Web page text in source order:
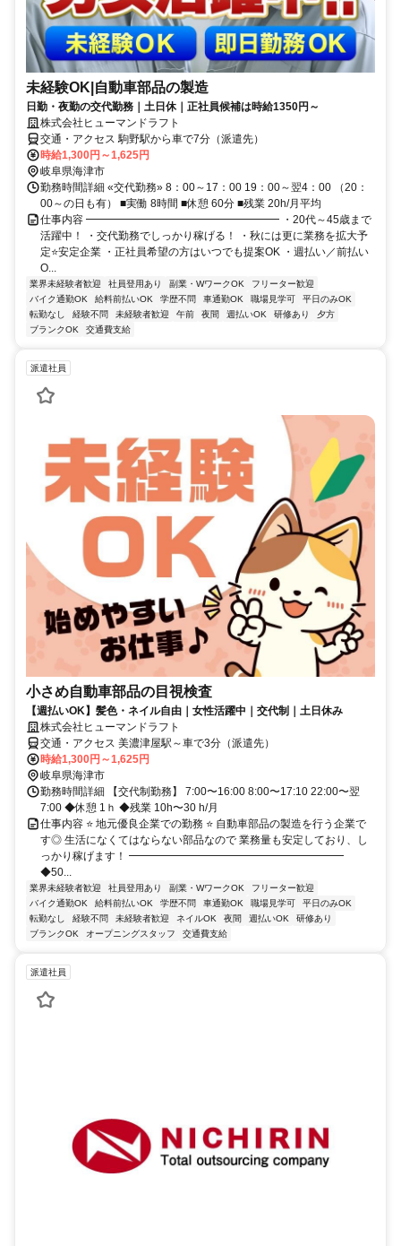
未経験OK|自動車部品の製造
日勤・夜勤の交代勤務｜土日休｜正社員候補は時給1350円～
株式会社ヒューマンドラフト
交通・アクセス 駒野駅から車で7分（派遣先）
時給1,300円～1,625円
岐阜県海津市
勤務時間詳細 «交代勤務» 8：00～17：00 19：00～翌4：00 （20：
00～の日も有） ■実働 8時間 ■休憩 60分 ■残業 20h/月平均
仕事内容 ━━━━━━━━━━━━━━━━━━ ・20代～45歳まで
活躍中！ ・交代勤務でしっかり稼げる！ ・秋には更に業務を拡大予
定⭐安定企業 ・正社員希望の方はいつでも提案OK ・週払い／前払い
O...
業界未経験者歓迎 社員登用あり 副業・WワークOK
フリーター歓迎
バイク通勤OK
給料前払いOK 学歴不問 車通勤OK 職場見学可
平日のみOK
転勤なし
経験不問 未経験者歓迎 午前 夜間 週払いOK 研修あり
夕方
ブランクOK
交通費支給
派遣社員
小さめ自動車部品の目視検査
【週払いOK】髪色・ネイル自由｜女性活躍中｜交代制｜土日休み
株式会社ヒューマンドラフト
交通・アクセス 美濃津屋駅～車で3分（派遣先）
時給1,300円～1,625円
岐阜県海津市
勤務時間詳細 【交代制勤務】 7:00〜16:00 8:00〜17:10 22:00〜翌
7:00 ◆休憩 1ｈ ◆残業 10h〜30 h/月
仕事内容 ⭐ 地元優良企業での勤務 ⭐ 自動車部品の製造を行う企業で
す◎ 生活になくてはならない部品なので 業務量も安定しており、し
っかり稼げます！ ━━━━━━━━━━━━━━━━━━━━
◆50...
業界未経験者歓迎 社員登用あり 副業・WワークOK
フリーター歓迎
バイク通勤OK
給料前払いOK 学歴不問 車通勤OK 職場見学可
平日のみOK
転勤なし
経験不問 未経験者歓迎 ネイルOK 夜間 週払いOK
研修あり
ブランクOK
オープニングスタッフ 交通費支給
派遣社員